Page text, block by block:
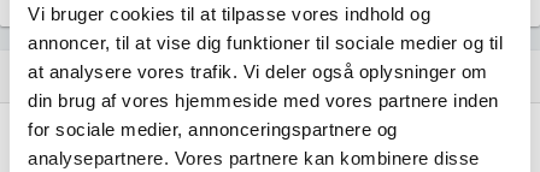
Vi bruger cookies til at tilpasse vores indhold og
annoncer, til at vise dig funktioner til sociale medier og til
at analysere vores trafik. Vi deler også oplysninger om
din brug af vores hjemmeside med vores partnere inden
for sociale medier, annonceringspartnere og
analysepartnere. Vores partnere kan kombinere disse
show_chart Udvikling i antal ansatte
1000+
1000+